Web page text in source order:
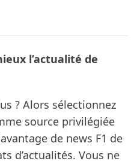
l’actualité de
? Alors sélectionnez
source privilégiée
de news F1 de
d’actualités. Vous ne